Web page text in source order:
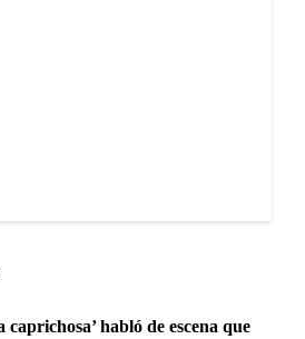
habló de escena que